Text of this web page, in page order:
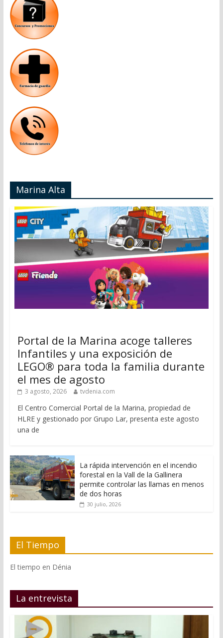
Marina Alta
Portal de la Marina acoge talleres
Infantiles y una exposición de
LEGO® para toda la familia durante
el mes de agosto
3 agosto, 2026 tvdenia.com
El Centro Comercial Portal de la Marina, propiedad de
HLRE y gestionado por Grupo Lar, presenta este agosto
una de
La rápida intervención en el incendio
forestal en la Vall de la Gallinera
permite controlar las llamas en menos
de dos horas
30 julio, 2026
El Tiempo
El tiempo en Dénia
La entrevista